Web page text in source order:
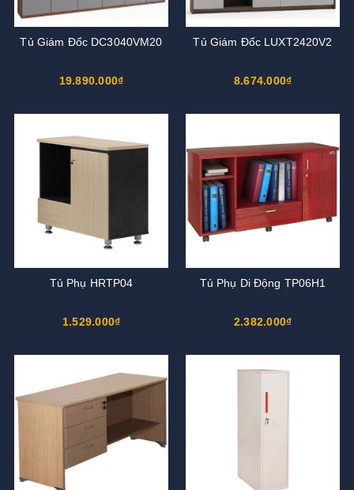
Tủ Giám Đốc DC3040VM20
19.890.000₫
Tủ Giám Đốc LUXT2420V2
8.674.000₫
Tủ Phụ HRTP04
1.529.000₫
Tủ Phụ Di Động TP06H1
2.382.000₫